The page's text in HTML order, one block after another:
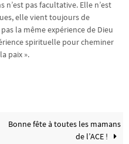
pas facultative. Elle n’est
elle vient toujours de
la même expérience de Dieu
spirituelle pour cheminer
paix ».
Bonne fête à toutes les mamans
de l’ACE !